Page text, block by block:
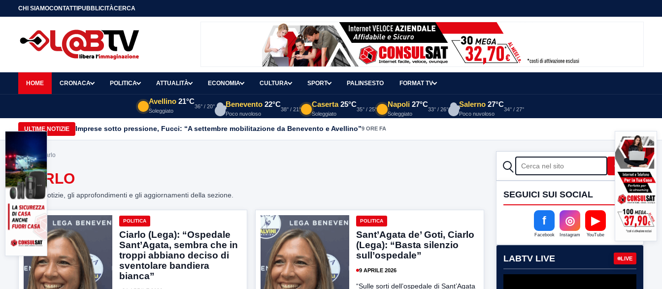
CHI SIAMOCONTATTIPUBBLICITÀCERCA
HOME CRONACA POLITICA ATTUALITÀ ECONOMIA CULTURA SPORT PALINSESTO FORMAT TV
Avellino 21°C
Soleggiato
36° / 20° Benevento 22°C
Poco nuvoloso
38° / 21°
Caserta 25°C
Soleggiato
35° / 25°
Napoli 27°C
Soleggiato
33° / 26°
Salerno 27°C
Poco nuvoloso
34° / 27°
ULTIME NOTIZIE Imprese sotto pressione, Fucci: “A settembre mobilitazione da Benevento e Avellino”9 ORE FA
Home> ciarlo
CIARLO
Tutte le notizie, gli approfondimenti e gli aggiornamenti della sezione.
POLITICA
Ciarlo (Lega): “Ospedale
Sant’Agata, sembra che in
troppi abbiano deciso di
sventolare bandiera
bianca”
POLITICA
Sant’Agata de’ Goti, Ciarlo
(Lega): “Basta silenzio
sull’ospedale”
9 APRILE 2026
“Sulle sorti dell’ospedale di Sant’Agata
CERCA Cerca
SEGUICI SUI SOCIAL
f
Facebook
◎
Instagram
▶
YouTube
LABTV LIVE LIVE